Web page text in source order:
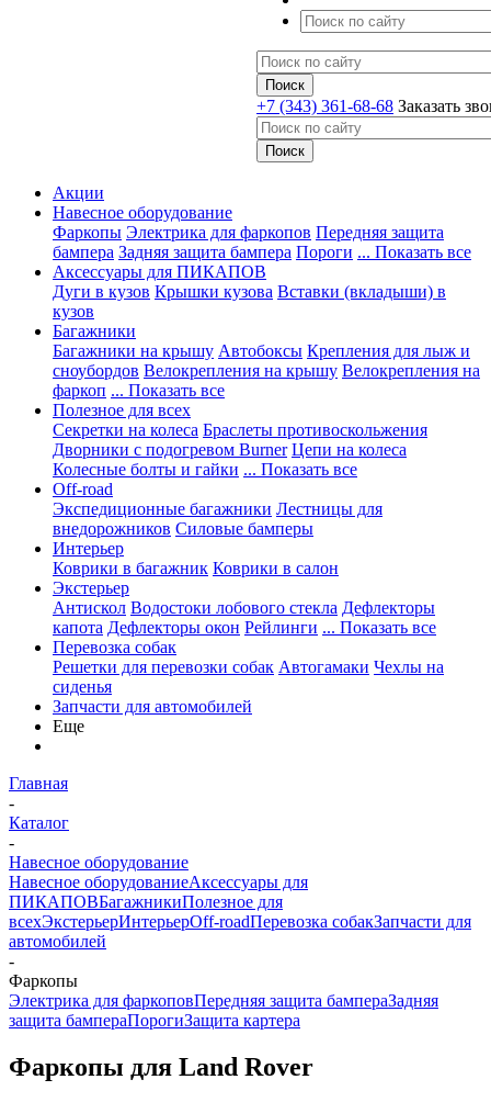
+7 (343) 361-68-68 Заказать
Акции
Навесное оборудование
Фаркопы Электрика для фаркопов Передняя защита
бампера Задняя защита бампера Пороги ... Показать все
Аксессуары для ПИКАПОВ
Дуги в кузов Крышки кузова Вставки (вкладыши) в
кузов
Багажники
Багажники на крышу Автобоксы Крепления для лыж и
сноубордов Велокрепления на крышу Велокрепления на
фаркоп ... Показать все
Полезное для всех
Секретки на колеса Браслеты противоскольжения
Дворники с подогревом Burner Цепи на колеса
Колесные болты и гайки ... Показать все
Off-road
Экспедиционные багажники Лестницы для
внедорожников Силовые бамперы
Интерьер
Коврики в багажник Коврики в салон
Экстерьер
Антискол Водостоки лобового стекла Дефлекторы
капота Дефлекторы окон Рейлинги ... Показать все
Перевозка собак
Решетки для перевозки собак Автогамаки Чехлы на
сиденья
Запчасти для автомобилей
Еще
Главная
-
Каталог
-
Навесное оборудование
Навесное оборудованиеАксессуары для
ПИКАПОВБагажникиПолезное для
всехЭкстерьерИнтерьерOff-roadПеревозка собакЗапчасти для
автомобилей
-
Фаркопы
Электрика для фаркоповПередняя защита бампераЗадняя
защита бампераПорогиЗащита картера
Фаркопы для Land Rover